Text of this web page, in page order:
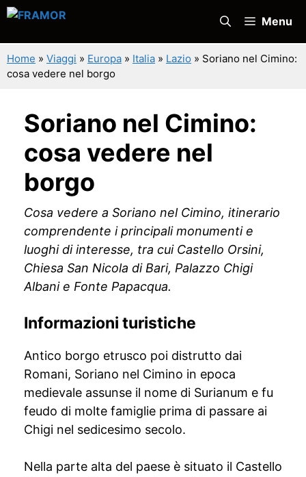
Vai
contenuto
Menu
Home » Viaggi » Europa » Italia » Lazio » Soriano nel Cimino:
cosa vedere nel borgo
Soriano nel Cimino:
cosa vedere nel
borgo
Cosa vedere a Soriano nel Cimino, itinerario
comprendente i principali monumenti e
luoghi di interesse, tra cui Castello Orsini,
Chiesa San Nicola di Bari, Palazzo Chigi
Albani e Fonte Papacqua.
Informazioni turistiche
Antico borgo etrusco poi distrutto dai
Romani, Soriano nel Cimino in epoca
medievale assunse il nome di Surianum e fu
feudo di molte famiglie prima di passare ai
Chigi nel sedicesimo secolo.
Nella parte alta del paese è situato il Castello